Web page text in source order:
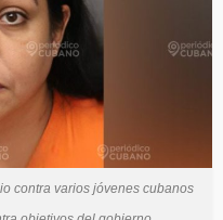
contra varios jóvenes cubanos